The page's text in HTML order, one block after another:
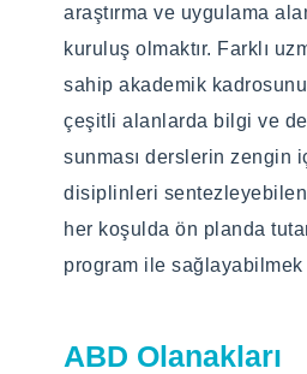
araştırma ve uygulama
kuruluş olmaktır. Farklı
sahip akademik
çeşitli alanlarda bilgi ve
sunması derslerin zengin
disiplinleri sentezleyebilen
her koşulda ön planda
program ile sağlayabilmek
ABD Olanakları
Başvuru
Program
Dersleri
Şehir ve Bölge Planlama